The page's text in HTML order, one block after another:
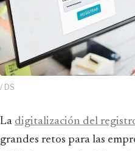
/ DS
La digitalización del
grandes retos para las